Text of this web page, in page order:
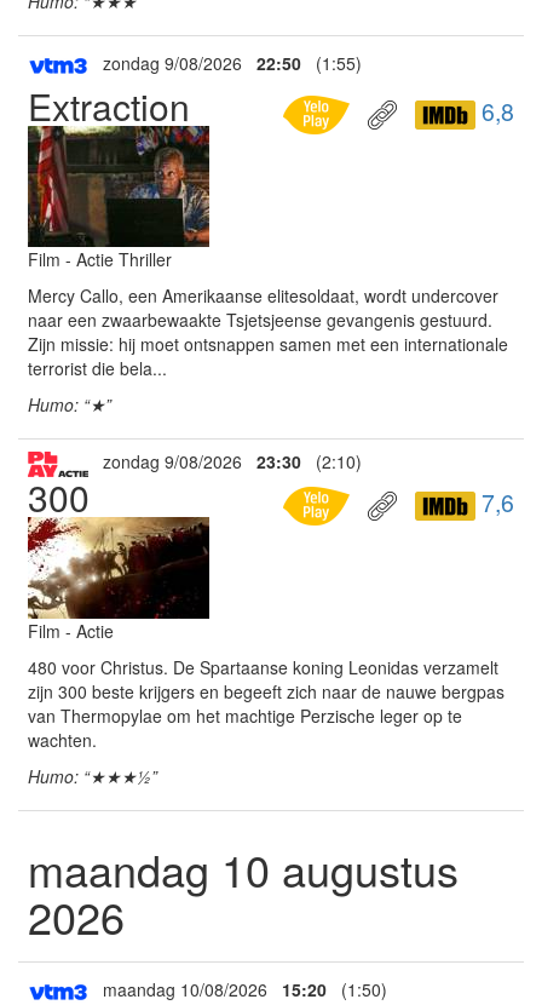
zondag 9/08/2026 22:50 (1:55)
Extraction 6,8
Film - Actie Thriller
Mercy Callo, een Amerikaanse elitesoldaat, wordt undercover
naar een zwaarbewaakte Tsjetsjeense gevangenis gestuurd.
Zijn missie: hij moet ontsnappen samen met een internationale
terrorist die bela...
Humo: “★”
zondag 9/08/2026 23:30 (2:10)
300 7,6
Film - Actie
480 voor Christus. De Spartaanse koning Leonidas verzamelt
zijn 300 beste krijgers en begeeft zich naar de nauwe bergpas
van Thermopylae om het machtige Perzische leger op te
wachten.
Humo: “★★★½”
maandag 10 augustus
2026
maandag 10/08/2026 15:20 (1:50)